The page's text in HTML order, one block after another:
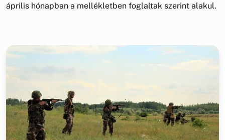
április hónapban a mellékletben foglaltak szerint alakul.